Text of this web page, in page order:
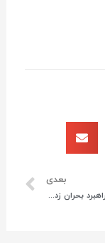
بعدی
نشست علمی «راهبرد بحران زدایی در افغانستان»؛ (پیشنهاد راهبردی دکتر حافظ نیا برای پایان بحران در افغانستان و تحقق صلح در این کشور)